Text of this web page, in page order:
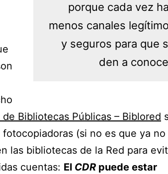
porque cada vez
menos canales
y seguros para que
den a
de Bibliotecas Públicas – Biblored
(si no es que ya no
las bibliotecas de la Red para
cuentas: El CDR puede estar